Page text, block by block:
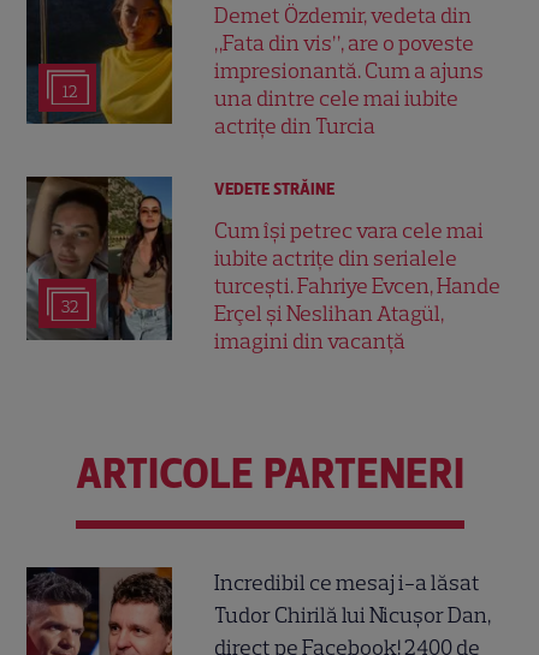
12
Demet Özdemir, vedeta din
„Fata din vis”, are o poveste
impresionantă. Cum a ajuns
una dintre cele mai iubite
actrițe din Turcia
32
VEDETE STRĂINE
Cum își petrec vara cele mai
iubite actrițe din serialele
turcești. Fahriye Evcen, Hande
Erçel și Neslihan Atagül,
imagini din vacanță
ARTICOLE PARTENERI
Incredibil ce mesaj i-a lăsat
Tudor Chirilă lui Nicușor Dan,
direct pe Facebook! 2400 de